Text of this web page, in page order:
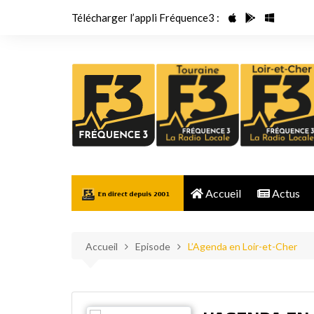
Télécharger l’appli Fréquence3 :
Accueil Actus
Accueil Episode L’Agenda en Loir-et-Cher